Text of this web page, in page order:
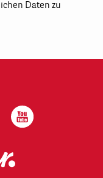
Daten zu